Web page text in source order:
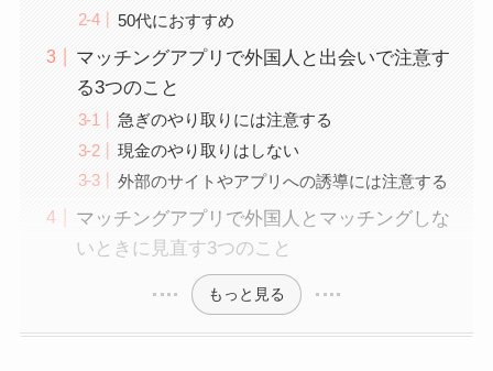
50代におすすめ
マッチングアプリで外国人と出会いで注意す
る3つのこと
急ぎのやり取りには注意する
現金のやり取りはしない
外部のサイトやアプリへの誘導には注意する
マッチングアプリで外国人とマッチングしな
いときに見直す3つのこと
もっと見る